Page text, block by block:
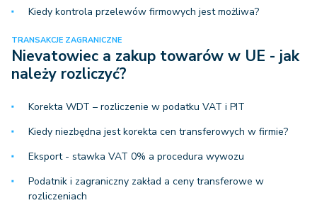
Kiedy kontrola przelewów firmowych jest możliwa?
TRANSAKCJE ZAGRANICZNE
Nievatowiec a zakup towarów w UE - jak
należy rozliczyć?
Korekta WDT – rozliczenie w podatku VAT i PIT
Kiedy niezbędna jest korekta cen transferowych w firmie?
Eksport - stawka VAT 0% a procedura wywozu
Podatnik i zagraniczny zakład a ceny transferowe w
rozliczeniach